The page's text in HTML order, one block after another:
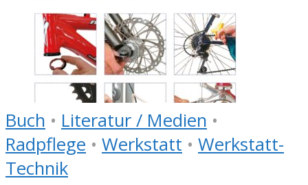
Buch • Literatur / Medien •
Radpflege • Werkstatt • Werkstatt-
Technik